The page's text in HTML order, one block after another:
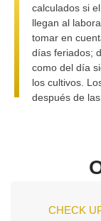
calculados si
llegan al
tomar en
días feriados;
como del día
los cultivos.
después de
CHECK